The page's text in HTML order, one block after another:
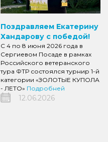
Поздравляем Екатерину
Хандарову с победой!
С 4 по 8 июня 2026 года в
Сергиевом Посаде в рамках
Российского ветеранского
тура ФТР состоялся турнир 1-й
категории «ЗОЛОТЫЕ КУПОЛА
- ЛЕТО» Подробней
12.06.2026